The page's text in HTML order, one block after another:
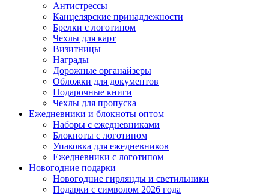
Антистрессы
Канцелярские принадлежности
Брелки с логотипом
Чехлы для карт
Визитницы
Награды
Дорожные органайзеры
Обложки для документов
Подарочные книги
Чехлы для пропуска
Ежедневники и блокноты оптом
Наборы с ежедневниками
Блокноты с логотипом
Упаковка для ежедневников
Ежедневники с логотипом
Новогодние подарки
Новогодние гирлянды и светильники
Подарки с символом 2026 года